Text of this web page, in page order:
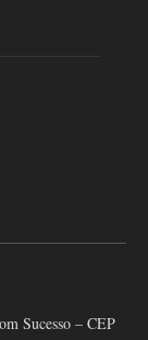
Sucesso – CEP